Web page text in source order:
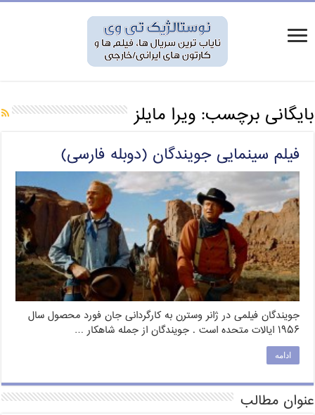
بایگانی برچسب:ویرا مایلز
فیلم سینمایی جویندگان (دوبله فارسی)
جویندگان فیلمی در ژانر وسترن به کارگردانی جان فورد محصول سال
۱۹۵۶ ایالات متحده است . جویندگان از جمله شاهکار …
ادامه
عنوان مطالب